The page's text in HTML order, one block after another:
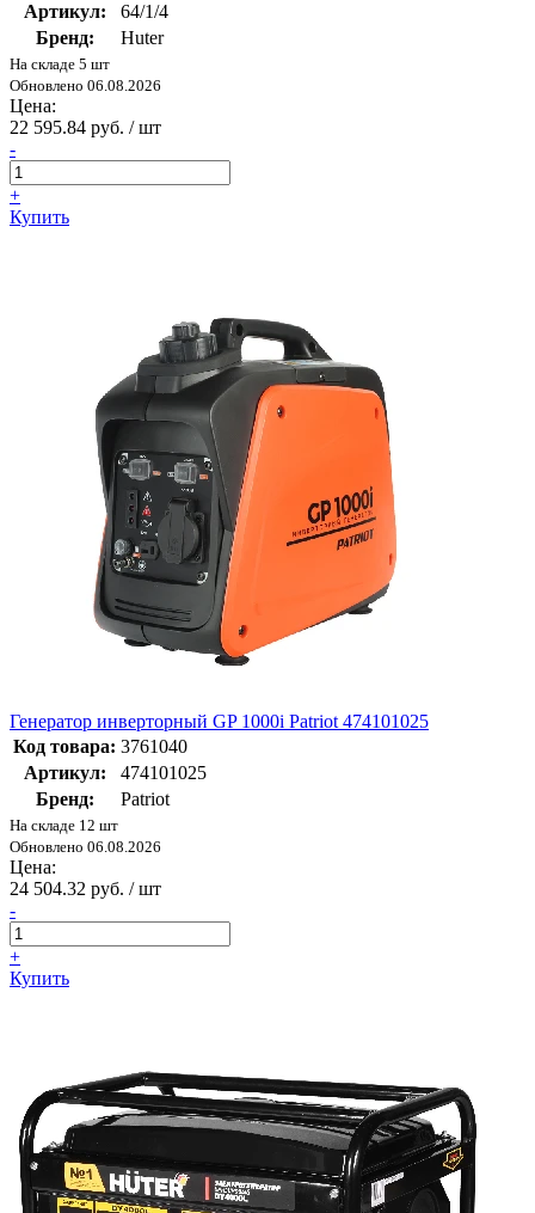
Артикул:
64/1/4
Бренд:
Huter
На складе 5 шт
Обновлено 06.08.2026
Цена:
22 595.84 руб. / шт
-
+
Купить
Генератор инверторный GP 1000i Patriot 474101025
Код товара: 3761040
Артикул:
474101025
Бренд:
Patriot
На складе 12 шт
Обновлено 06.08.2026
Цена:
24 504.32 руб. / шт
-
+
Купить